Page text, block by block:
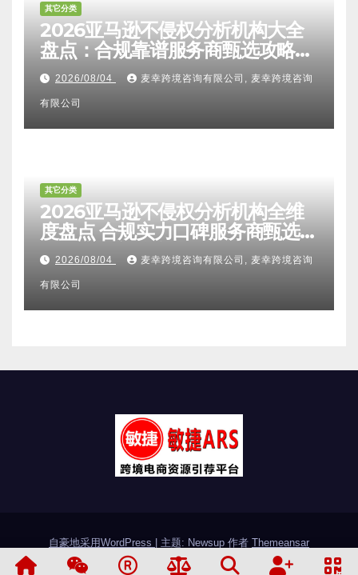
其它分类
2026亚马逊不侵权分析机构大全
盘点：合规靠谱服务商甄选攻略、
避坑FAQ及标杆机构实力详解
2026/08/04 麦幸跨境咨询有限公司, 麦幸跨境咨询
有限公司
其它分类
2026亚马逊不侵权分析机构全维
度盘点 合规实力口碑服务商甄选
附跨境卖家避坑FAQ全指南
2026/08/04 麦幸跨境咨询有限公司, 麦幸跨境咨询
有限公司
自豪地采用WordPress 主题: Newsup 作者 Themeansar